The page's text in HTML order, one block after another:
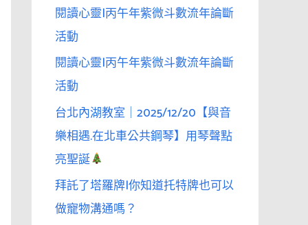
閱讀心靈|丙午年紫微斗數流年論斷
活動
閱讀心靈|丙午年紫微斗數流年論斷
活動
台北內湖教室｜2025/12/20【與音
樂相遇.在北車公共鋼琴】用琴聲點
亮聖誕
拜託了塔羅牌|你知道托特牌也可以
做寵物溝通嗎？